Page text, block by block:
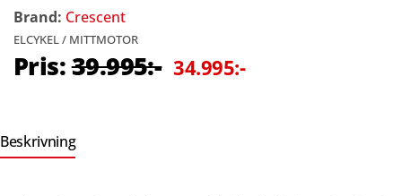
Brand: Crescent
ELCYKEL / MITTMOTOR
Pris:39.995:- 34.995:-
Beskrivning